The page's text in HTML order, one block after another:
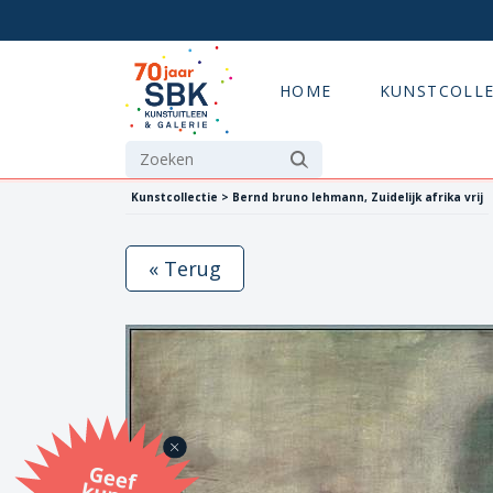
HOME
Kunstcollectie > Bernd bruno lehmann, Zuidelijk afrika vrij
G
eef
u
n
st
a
d
o
m
et
e SB
K
u
n
stb
o
n
« Terug